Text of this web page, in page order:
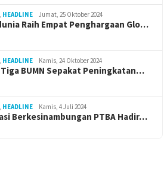
, HEADLINE Jumat, 25 Oktober 2024
Raih Empat Penghargaan Glo…
, HEADLINE Kamis, 24 Oktober 2024
BUMN Sepakat Peningkatan…
, HEADLINE Kamis, 4 Juli 2024
Berkesinambungan PTBA Hadir…